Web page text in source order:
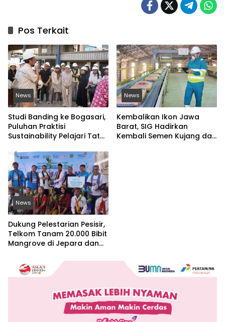
Pos Terkait
News
Studi Banding ke Bogasari,
Puluhan Praktisi
Sustainability Pelajari Tata
Berkelanjutan
News
Kembalikan Ikon Jawa
Barat, SIG Hadirkan
Kembali Semen Kujang dan
News
Dukung Pelestarian Pesisir,
Telkom Tanam 20.000 Bibit
Mangrove di Jepara dan